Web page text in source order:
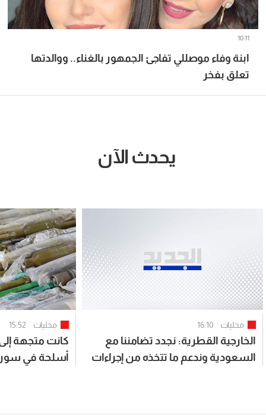
ابنة وفاء موصللي تفاجئ الجمهور بالغناء.. ووالدتها
تعلق بفخر
10:11
يحدث الآن
محليات 16:10
الخارجية القطرية: نجدد تضامننا مع
السعودية وندعم ما تتخذه من إجراءات
محليات 15:52
كانت متجهة
أسلحة في